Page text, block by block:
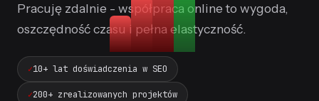
Pracuję zdalnie - współpraca online to wygoda,
oszczędność czasu i pełna elastyczność.
10+ lat doświadczenia w SEO
200+ zrealizowanych projektów